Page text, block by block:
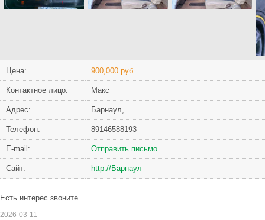
Цена: 900,000 руб.
Контактное лицо: Макс
Адрес: Барнаул,
Телефон: 89146588193
Е-mail: Отправить письмо
Сайт: http://Барнаул
Есть интерес звоните
2026-03-11